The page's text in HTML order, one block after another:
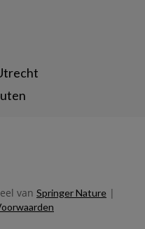
van Springer Nature |